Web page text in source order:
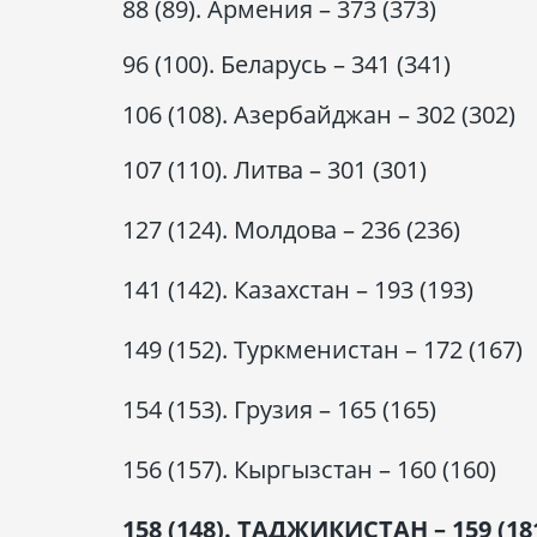
88 (89). Армения – 373 (373)
96 (100). Беларусь – 341 (341)
106 (108). Азербайджан – 302 (302)
107 (110). Литва – 301 (301)
127 (124). Молдова – 236 (236)
141 (142). Казахстан – 193 (193)
149 (152). Туркменистан – 172 (167)
154 (153). Грузия – 165 (165)
156 (157). Кыргызстан – 160 (160)
158 (148). ТАДЖИКИСТАН – 159